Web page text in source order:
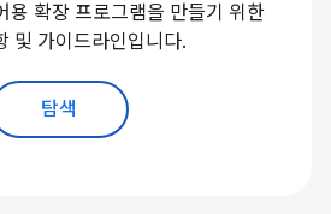
확장 프로그램을 만들기 위한
및 가이드라인입니다.
탐색